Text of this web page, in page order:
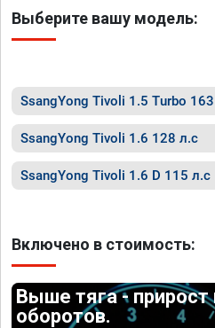
Выберите вашу модель:
SsangYong Tivoli 1.5 Turbo
SsangYong Tivoli 1.6 128 л.с
SsangYong Tivoli 1.6 D 115 л.с
Включено в стоимость:
Выше тяга - прирост
оборотов.